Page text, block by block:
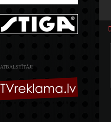
ATBALSTĪTĀJI